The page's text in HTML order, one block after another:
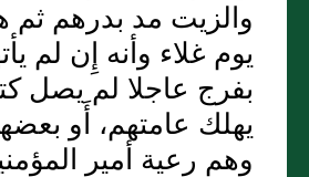
والزيت مد بدرهم ثم
يوم غلاء وأنه إِن لم
بفرج عاجلا لم يصل
يهلك عامتهم، أَو
وهم رعية أمير